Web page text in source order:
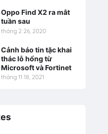
Oppo Find X2 ra mắt
tuần sau
tháng 2 26, 2020
Cảnh báo tin tặc khai
thác lỗ hổng từ
Microsoft và Fortinet
tháng 11 18, 2021